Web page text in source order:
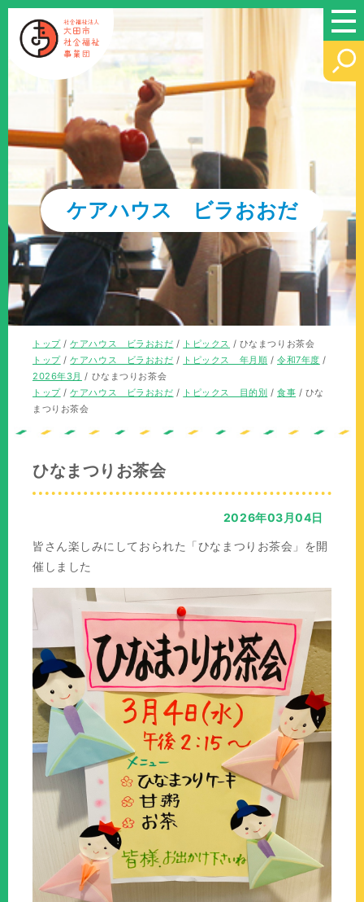
このページの本文へ
ケアハウス ビラおおだ
現
在
の
位
置：
トップ/ケアハウス ビラおおだ / トピックス / ひなまつりお茶会
現
在
の
位
トップ/ケアハウス ビラおおだ / トピックス 年月順 / 令和7年度 /
2026年3月 / ひなまつりお茶会
現
在
トップ/ケアハウス ビラおおだ / トピックス 目的別 / 食事 / ひな
まつりお茶会
ひなまつりお茶会
2026年03月04日
皆さん楽しみにしておられた「ひなまつりお茶会」を開
催しました